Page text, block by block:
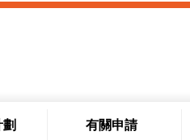
有關申請